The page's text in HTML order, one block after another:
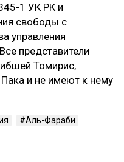
1 УК РК и
свободы с
управления
представители
Томирис,
Пака и не имеют к нему
Аль-Фараби